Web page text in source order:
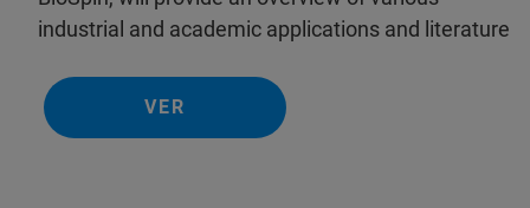
industrial and academic applications and literature
VER